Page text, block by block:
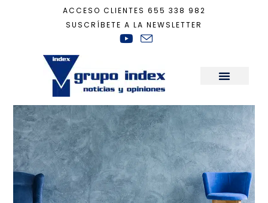
ACCESO CLIENTES 655 338 982
SUSCRÍBETE A LA NEWSLETTER
Decoración